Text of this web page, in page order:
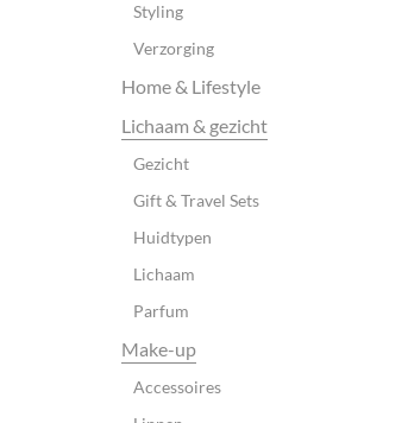
Styling
Verzorging
Home & Lifestyle
Lichaam & gezicht
Gezicht
Gift & Travel Sets
Huidtypen
Lichaam
Parfum
Make-up
Accessoires